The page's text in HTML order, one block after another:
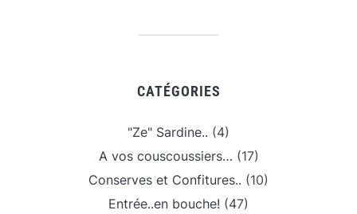
CATÉGORIES
"Ze" Sardine.. (4)
A vos couscoussiers… (17)
Conserves et Confitures.. (10)
Entrée..en bouche! (47)